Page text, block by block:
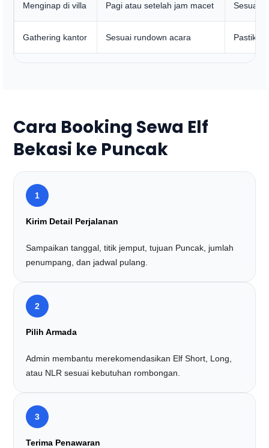
Menginap di villa Pagi atau setelah jam macet
Gathering kantor Sesuai rundown acara Pastikan
Cara Booking Sewa Elf
Bekasi ke Puncak
1
Kirim Detail Perjalanan
Sampaikan tanggal, titik jemput, tujuan Puncak, jumlah
penumpang, dan jadwal pulang.
2
Pilih Armada
Admin membantu merekomendasikan Elf Short, Long,
atau NLR sesuai kebutuhan rombongan.
3
Terima Penawaran